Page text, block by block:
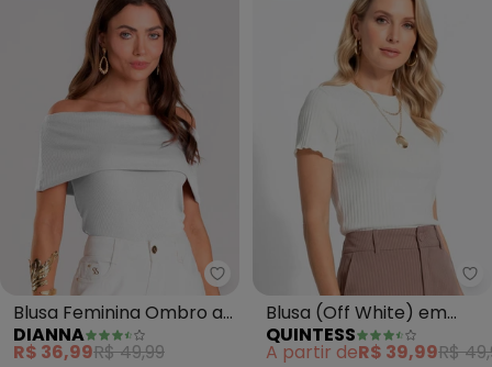
Dianna - Blusa Feminina
Blusa Feminina Ombro a
Ombro (Branco)
DIANNA
R$ 36,99R$ 49,99
Blusa (Off White) em
Malha Canelada
QUINTESS
A partir deR$ 39,99R$